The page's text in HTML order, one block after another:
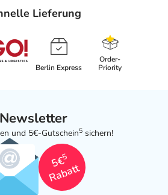
Lieferung
Berlin Express
Order-
Priority
Newsletter
und 5€-Gutschein5 sichern!
5€
5
Rabatt